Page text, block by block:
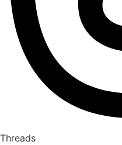
Threads